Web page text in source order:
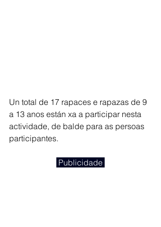
Un total de 17 rapaces e rapazas de 9
a 13 anos están xa a participar nesta
actividade, de balde para as persoas
participantes.
Publicidade